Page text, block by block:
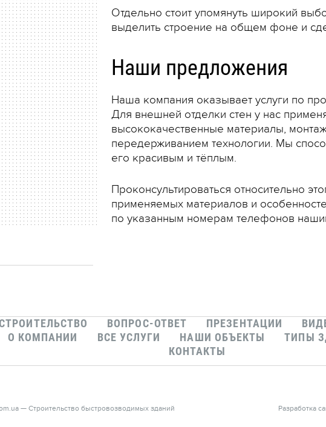
Отдельно стоит упомянуть широкий
выделить строение на общем фоне и
Наши предложения
Наша компания оказывает услуги по
Для внешней отделки стен у нас
высококачественные материалы,
передерживанием технологии. Мы
его красивым и тёплым.
Проконсультироваться относительно
применяемых материалов и
по указанным номерам телефонов
ВОПРОС-ОТВЕТ ПРЕЗЕНТАЦИИ
О КОМПАНИИ ВСЕ УСЛУГИ НАШИ ОБЪЕКТЫ ТИПЫ
КОНТАКТЫ
— Строительство быстровозводимых зданий Разработка